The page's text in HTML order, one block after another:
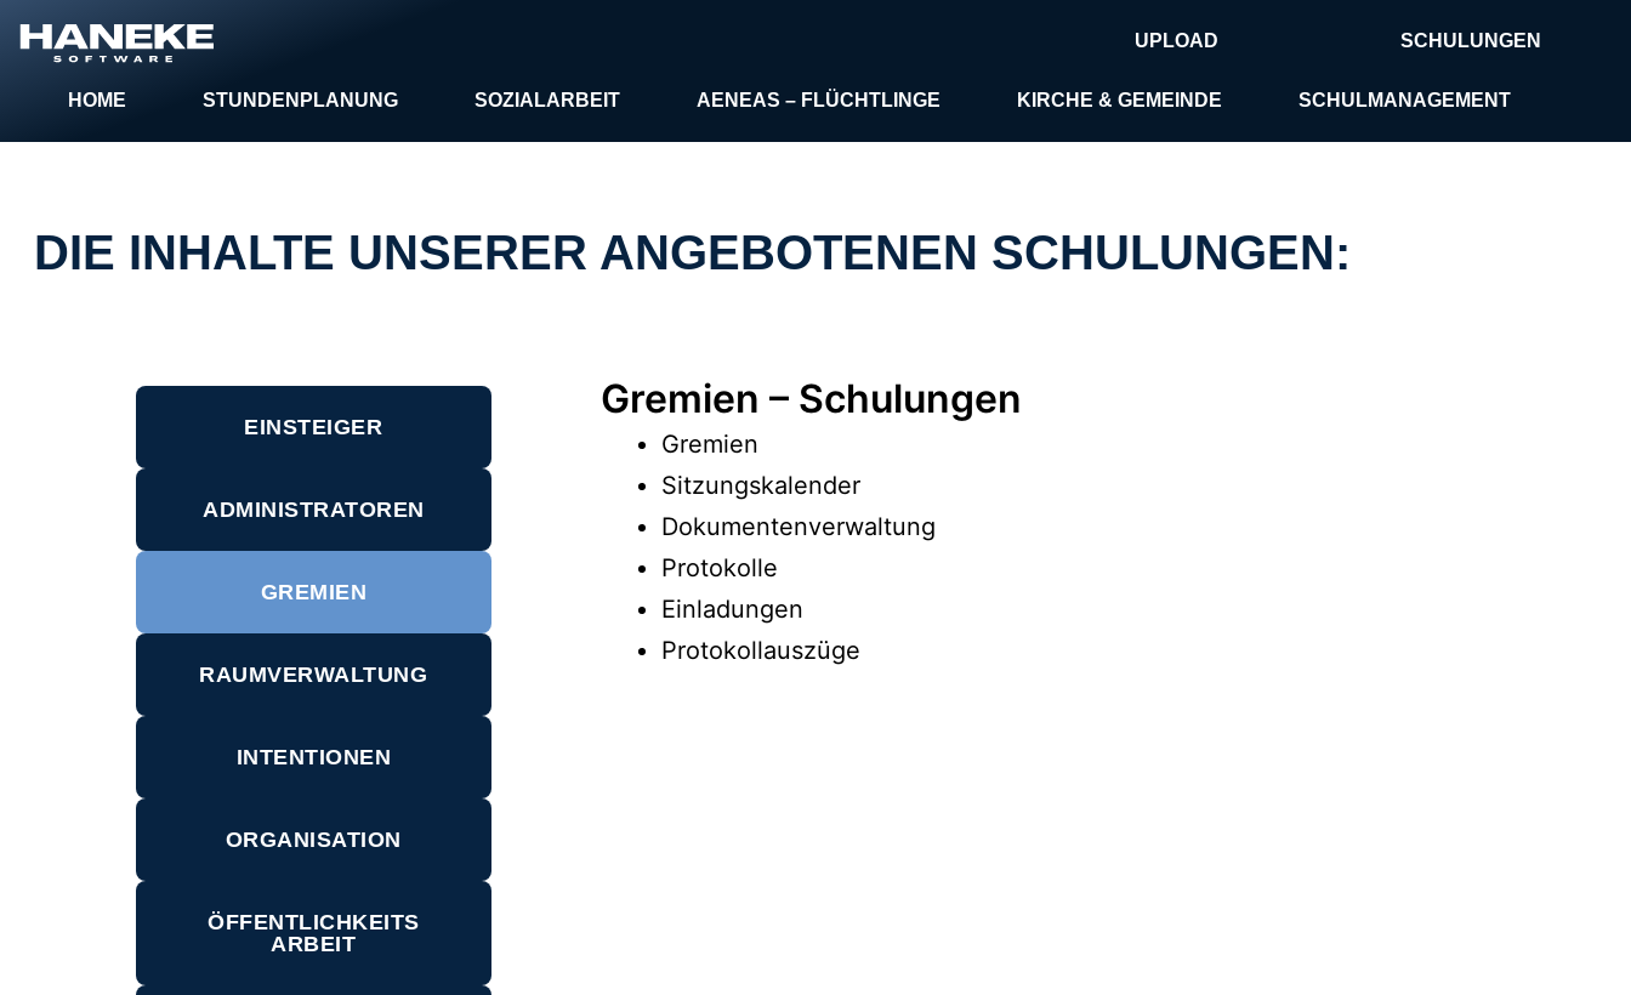
UPLOAD SCHULUNGEN
HOME STUNDENPLANUNG SOZIALARBEIT AENEAS – FLÜCHTLINGE KIRCHE & GEMEINDE SCHULMANAGEMENT
DIE INHALTE UNSERER ANGEBOTENEN SCHULUNGEN:
EINSTEIGER
ADMINISTRATOREN
GREMIEN
RAUMVERWALTUNG
INTENTIONEN
ORGANISATION
ÖFFENTLICHKEITS
ARBEIT
Gremien – Schulungen
Gremien
Sitzungskalender
Dokumentenverwaltung
Protokolle
Einladungen
Protokollauszüge